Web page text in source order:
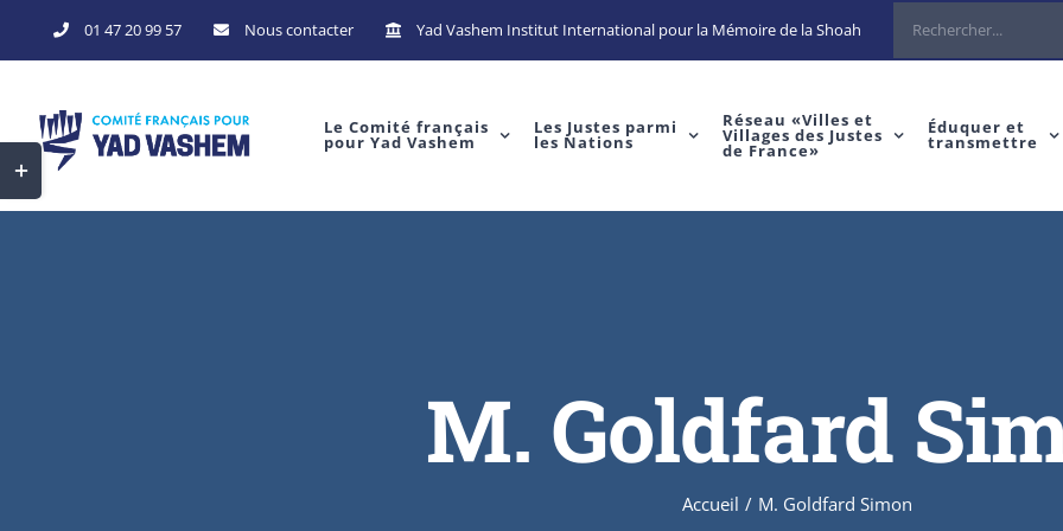
to
01 47 20 99 57 Nous contacter Yad Vashem Institut International pour la Mémoire de la Shoah Rechercher
Le Comité français
pour Yad Vashem
Les Justes parmi
les Nations
Réseau «Villes et
Villages des Justes
de France»
Éduquer et
transmettre
M. Goldfard
Accueil / M. Goldfard Simon
Toggle
Sliding